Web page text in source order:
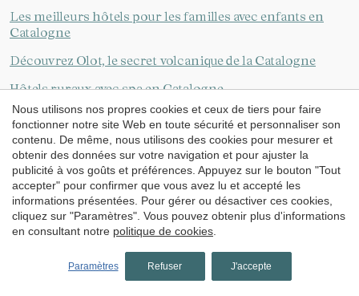
Les meilleurs hôtels pour les familles avec enfants en
Catalogne
Découvrez Olot, le secret volcanique de la Catalogne
Hôtels ruraux avec spa en Catalogne
Hôtels pour couples en Catalogne
Propositions de neige
Expériences gastronomiques et œnologiques dans l’Alt
Empordà
5 hôtels familiaux sur la Costa Brava
Découvrez ces charmantes villes
Nous utilisons nos propres cookies et ceux de tiers pour faire
fonctionner notre site Web en toute sécurité et personnaliser son
contenu. De même, nous utilisons des cookies pour mesurer et
obtenir des données sur votre navigation et pour ajuster la
publicité à vos goûts et préférences. Appuyez sur le bouton "Tout
accepter" pour confirmer que vous avez lu et accepté les
informations présentées. Pour gérer ou désactiver ces cookies,
cliquez sur "Paramètres". Vous pouvez obtenir plus d'informations
en consultant notre politique de cookies
Paramètres Refuser J'accepte